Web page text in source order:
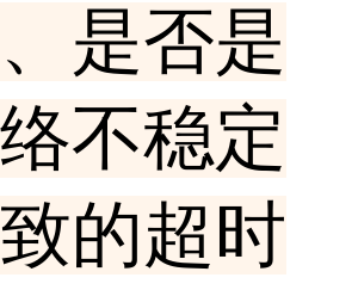
是否是
不稳定
的超时